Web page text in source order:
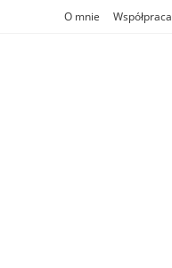
O mnie Współpraca